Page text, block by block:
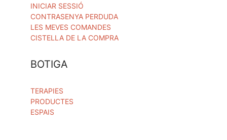
INICIAR SESSIÓ
CONTRASENYA PERDUDA
LES MEVES COMANDES
CISTELLA DE LA COMPRA
BOTIGA
TERAPIES
PRODUCTES
ESPAIS